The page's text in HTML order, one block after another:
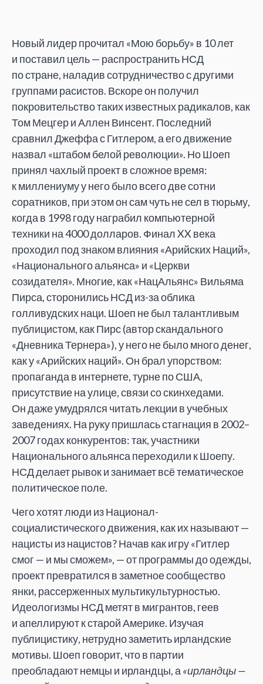
Новый лидер прочитал «Мою борьбу» в 10лет
и поставил цель— распространить НСД
постране, наладив сотрудничество сдругими
группами расистов. Вскоре он получил
покровительство таких известных радикалов, как
Том Мецгер иАллен Винсент. Последний
сравнил Джеффа сГитлером, аего движение
назвал «штабом белой революции». НоШоеп
принял чахлый проект всложное время:
кмиллениуму унего было всего две сотни
соратников, при этом онсам чуть несел втюрьму,
когда в 1998 году награбил компьютерной
техники на4000долларов. Финал XX века
проходил под знаком влияния «Арийских Наций»,
«Национального альянса» и «Церкви
созидателя». Многие, как«НацАльянс» Вильяма
Пирса, сторонились НСД из-за облика
голливудских наци. Шоеп небыл талантливым
публицистом, как Пирс (автор скандального
«Дневника Тернера»), унего небыло много денег,
как у«Арийских наций». Он брал упорством:
пропаганда в интернете, турне поСША,
присутствие наулице, связи соскинхедами.
Ондаже умудрялся читать лекции вучебных
заведениях. На руку пришлась стагнация в 2002–
2007 годах конкурентов: так, участники
Национального альянса переходили кШоепу.
НСД делает рывок изанимает всё тематическое
политическое поле.
Чего хотят люди изНационал-
социалистического движения, как ихназывают—
нацисты изнацистов? Начав как игру«Гитлер
смог — и мысможем», —отпрограммы доодежды,
проект превратился взаметное сообщество
янки, рассерженных мультикультурностью.
Идеологизмы НСД метят в мигрантов, геев
иапеллируют кстарой Америке. Изучая
публицистику, нетрудно заметить ирландские
мотивы. Шоеп говорит, что в партии
преобладают немцы и ирландцы, а «ирландцы—